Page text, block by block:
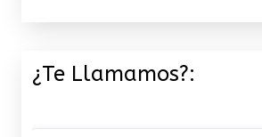
¿Te Llamamos?: